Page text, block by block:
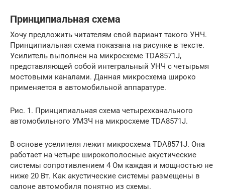
Принципиальная схема
Хочу предложить читателям свой вариант такого УНЧ.
Принципиальная схема показана на рисунке в тексте.
Усилитель выполнен на микросхеме TDA8571J,
представляющей собой интегральный УНЧ с четырьмя
мостовыми каналами. Данная микросхема широко
применяется в автомобильной аппаратуре.
Рис. 1. Принципиальная схема четырехканального
автомобильного УМЗЧ на микросхеме TDA8571J.
В основе уселителя лежит микросхема TDA8571J. Она
работает на четыре широкополосные акустические
системы сопротивлением 4 Ом каждая и мощностью не
ниже 20 Вт. Как акустические системы размещены в
салоне автомобиля понятно из схемы.